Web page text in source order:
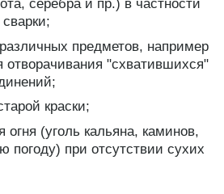
серебра и пр.) в частности
предметов, например
отворачивания "схватившихся"
краски;
огня (уголь кальяна, каминов,
погоду) при отсутствии сухих